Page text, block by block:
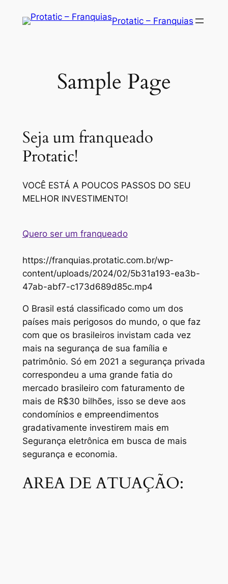
Protatic – Franquias
Sample Page
Seja um franqueado
Protatic!
VOCÊ ESTÁ A POUCOS PASSOS DO SEU
MELHOR INVESTIMENTO!
Quero ser um franqueado
https://franquias.protatic.com.br/wp-
content/uploads/2024/02/5b31a193-ea3b-
47ab-abf7-c173d689d85c.mp4
O Brasil está classificado como um dos
países mais perigosos do mundo, o que faz
com que os brasileiros invistam cada vez
mais na segurança de sua família e
patrimônio. Só em 2021 a segurança privada
correspondeu a uma grande fatia do
mercado brasileiro com faturamento de
mais de R$30 bilhões, isso se deve aos
condomínios e empreendimentos
gradativamente investirem mais em
Segurança eletrônica em busca de mais
segurança e economia.
AREA DE ATUAÇÃO: